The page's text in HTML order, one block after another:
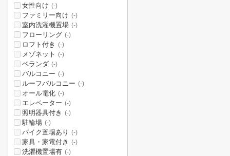
女性向け (-)
ファミリー向け (-)
室内洗濯機置場 (-)
フローリング (-)
ロフト付き (-)
メゾネット (-)
ベランダ (-)
バルコニー (-)
ルーフバルコニー (-)
オール電化 (-)
エレベーター (-)
照明器具付き (-)
駐輪場 (-)
バイク置場あり (-)
家具・家電付き (-)
洗濯機置場有 (-)